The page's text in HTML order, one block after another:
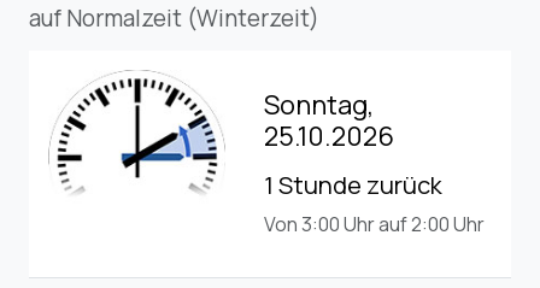
auf Normalzeit (Winterzeit)
Sonntag,
25.10.2026
1 Stunde zurück
Von 3:00 Uhr auf 2:00 Uhr